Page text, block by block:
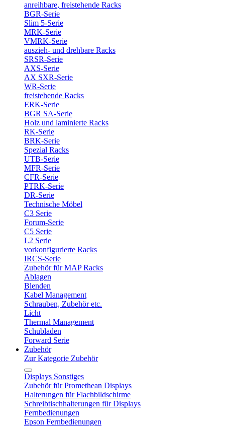
anreihbare, freistehende Racks
BGR-Serie
Slim 5-Serie
MRK-Serie
VMRK-Serie
auszieh- und drehbare Racks
SRSR-Serie
AXS-Serie
AX SXR-Serie
WR-Serie
freistehende Racks
ERK-Serie
BGR SA-Serie
Holz und laminierte Racks
RK-Serie
BRK-Serie
Spezial Racks
UTB-Serie
MFR-Serie
CFR-Serie
PTRK-Serie
DR-Serie
Technische Möbel
C3 Serie
Forum-Serie
C5 Serie
L2 Serie
vorkonfigurierte Racks
IRCS-Serie
Zubehör für MAP Racks
Ablagen
Blenden
Kabel Management
Schrauben, Zubehör etc.
Licht
Thermal Management
Schubladen
Forward Serie
Zubehör
Zur Kategorie Zubehör
Displays Sonstiges
Zubehör für Promethean Displays
Halterungen für Flachbildschirme
Schreibtischhalterungen für Displays
Fernbedienungen
Epson Fernbedienungen